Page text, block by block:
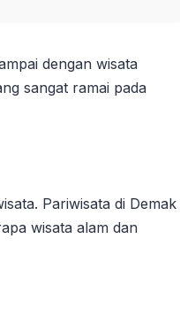
dengan wisata
sangat ramai pada
Pariwisata di Demak
wisata alam dan